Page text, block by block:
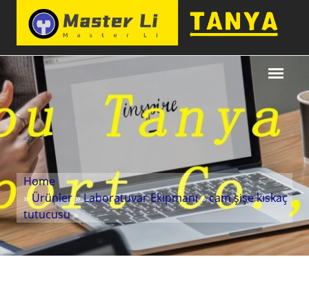
Home
»Ürünler»Laboratuvar Ekipmanı»cam şişe kıskaç
tutucusu»